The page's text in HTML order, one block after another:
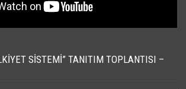
SISTEMI” TANITIM TOPLANTISI –